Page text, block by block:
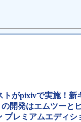
がpixivで実施！
開発はエムツー
プレミアムエディ